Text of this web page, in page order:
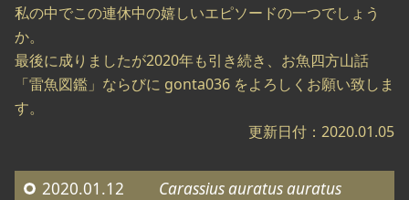
私の中でこの連休中の嬉しいエピソードの一つでしょう
か。
最後に成りましたが2020年も引き続き、お魚四方山話
「雷魚図鑑」ならびに gonta036 をよろしくお願い致しま
す。
更新日付：2020.01.05
2020.01.12 Carassius auratus auratus